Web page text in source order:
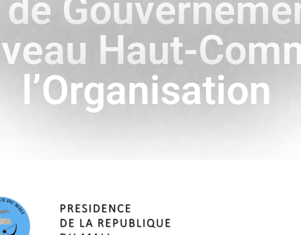
Haut-
l’Organisation